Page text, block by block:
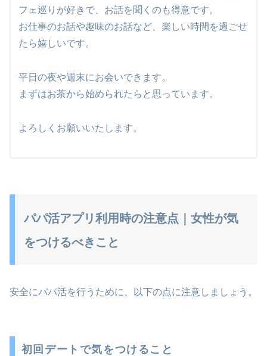
フェ巡りが好きで、お話を聞くのも得意です。
お仕事のお話や趣味のお話など、楽しい時間を過ごせ
たら嬉しいです。
平日の夜や週末にお会いできます。
まずはお茶から始められたらと思っています。
よろしくお願いいたします。
パパ活アプリ利用時の注意点｜女性が気
をつけるべきこと
安全にパパ活を行うために、以下の点に注意しましょう。
初回デートで気をつけること